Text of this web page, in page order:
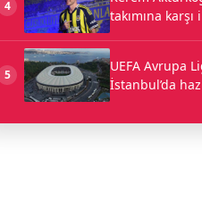
4
takımına karşı
5
UEFA Avrupa
İstanbul’da